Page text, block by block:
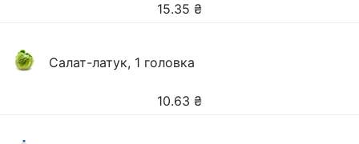
15.35 ₴
Салат-латук, 1 головка
10.63 ₴